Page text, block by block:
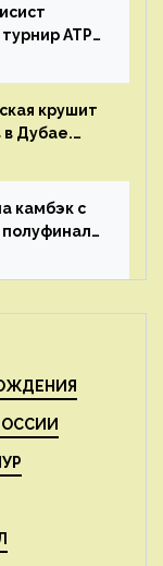
ATP
крушит
в Дубае.
камбэк с